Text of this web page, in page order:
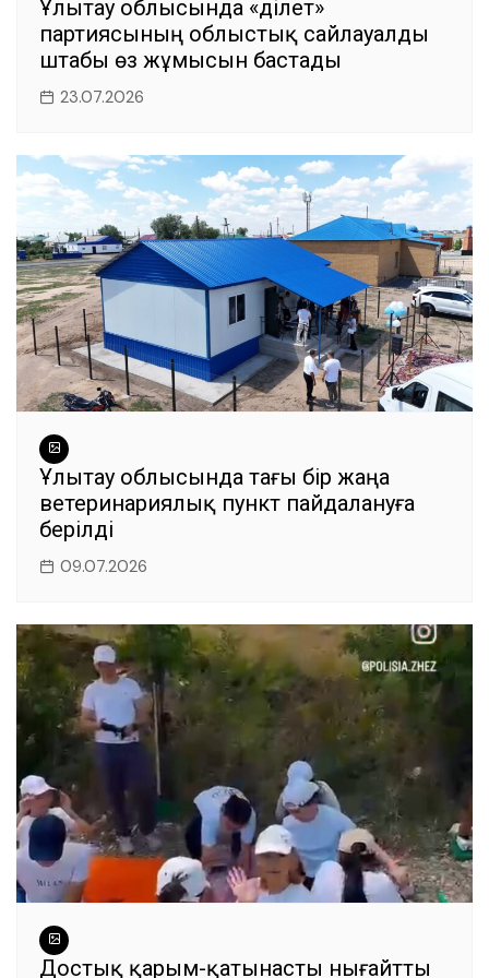
Ұлытау облысында «Әділет»
партиясының облыстық сайлауалды
штабы өз жұмысын бастады
23.07.2026
Ұлытау облысында тағы бір жаңа
ветеринариялық пункт пайдалануға
берілді
09.07.2026
Достық қарым-қатынасты нығайтты